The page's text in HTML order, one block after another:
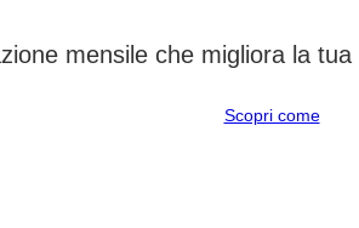
mensile che migliora la
Scopri come